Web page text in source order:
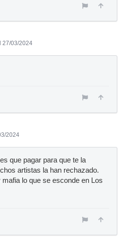
27/03/2024
2024
que pagar para que te la
artistas la han rechazado.
lo que se esconde en Los